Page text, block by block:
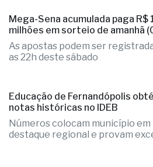
Mega-Sena acumulada paga R$
milhões em sorteio de amanhã
As apostas podem ser
as 22h deste sábado
Educação de Fernandópolis
notas históricas no IDEB
Números colocam município em
destaque regional e provam